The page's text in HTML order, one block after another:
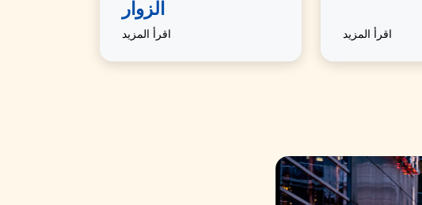
اقرأ المزيد
الزوار
اقرأ المزيد